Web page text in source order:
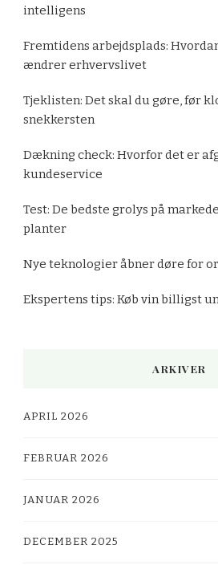
intelligens
Fremtidens arbejdsplads:
ændrer erhvervslivet
Tjeklisten: Det skal du gøre, før
snekkersten
Dækning check: Hvorfor det er
kundeservice
Test: De bedste grolys på
planter
Nye teknologier åbner døre for
Ekspertens tips: Køb vin billigst
ARKIVER
APRIL 2026
FEBRUAR 2026
JANUAR 2026
DECEMBER 2025